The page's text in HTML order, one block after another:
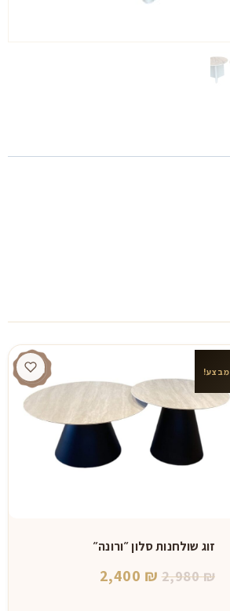
מבצע!
זוג שולחנות סלון ״ורונה״
2,980₪
המחיר
2,400 ₪